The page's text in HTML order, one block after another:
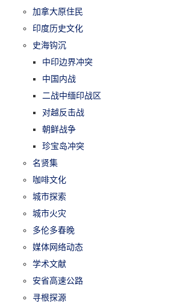
加拿大原住民
印度历史文化
史海钩沉
中印边界冲突
中国内战
二战中缅印战区
对越反击战
朝鲜战争
珍宝岛冲突
名贤集
咖啡文化
城市探索
城市火灾
多伦多春晚
媒体网络动态
学术文献
安省高速公路
寻根探源